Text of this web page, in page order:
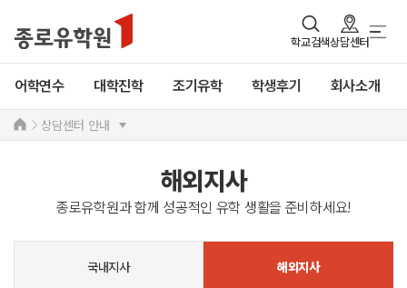
학교검색상담센터
어학연수 대학진학 조기유학 학생후기 회사소개
상담센터 안내
해외지사
종로유학원과 함께 성공적인 유학 생활을 준비하세요!
국내지사 해외지사